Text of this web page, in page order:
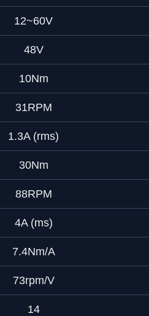
12~60V
48V
10Nm
31RPM
1.3A (rms)
30Nm
88RPM
4A (ms)
7.4Nm/A
73rpm/V
14